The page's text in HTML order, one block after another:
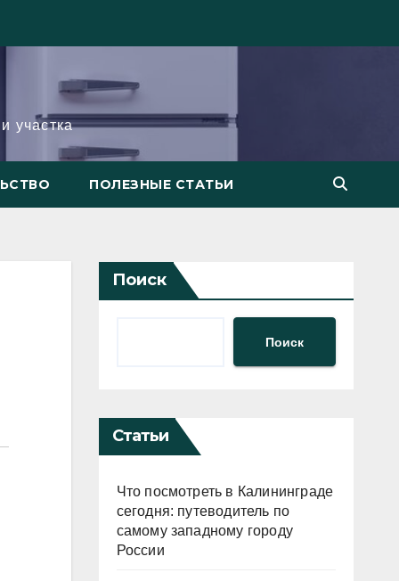
участка
ПОЛЕЗНЫЕ СТАТЬИ
Поиск
Поиск
Статьи
Что посмотреть в Калининграде
сегодня: путеводитель по
самому западному городу
России